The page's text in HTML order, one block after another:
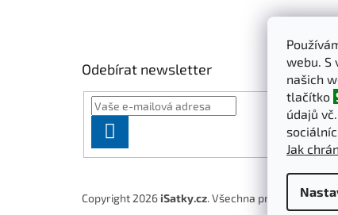
webu. S
našich
tlačítko
údajů
Jak
Odebírat newsletter
SE
Copyright 2026 iSatky.cz. Všechna práva